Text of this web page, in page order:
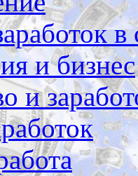
в
и бизнес
и